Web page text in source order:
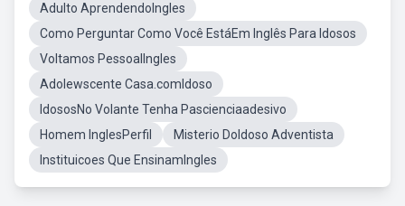
Adulto AprendendoIngles
Como Perguntar Como Você EstáEm Inglês Para Idosos
Voltamos PessoalIngles
Adolewscente Casa.comIdoso
IdososNo Volante Tenha Pascienciaadesivo
Homem InglesPerfil
Misterio DoIdoso Adventista
Instituicoes Que EnsinamIngles